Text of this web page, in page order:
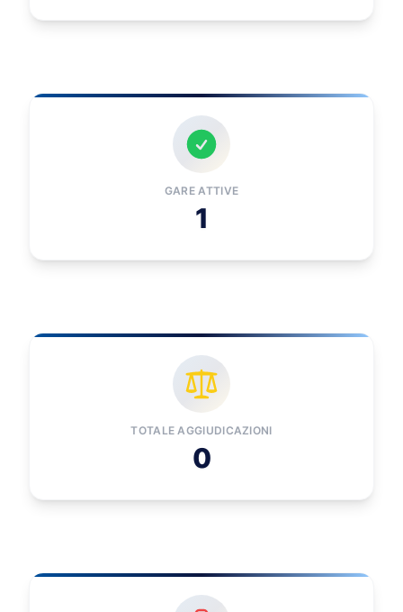
GARE ATTIVE
1
TOTALE AGGIUDICAZIONI
0